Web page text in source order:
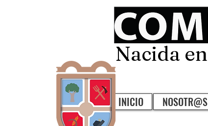
Nacida en
INICIO NOSOTR@S